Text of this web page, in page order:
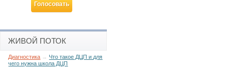
ЖИВОЙ ПОТОК
Диагностика →Что такое ДЦП и для
чего нужна школа ДЦП